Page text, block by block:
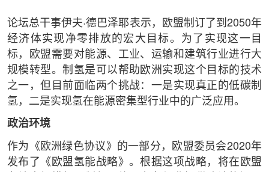
论坛总干事伊夫·德巴泽耶表示，欧盟制订了到2050年
经济体实现净零排放的宏大目标。为了实现这一目
标，欧盟需要对能源、工业、运输和建筑行业进行大
规模转型。制氢是可以帮助欧洲实现这个目标的技术
之一，但目前面临两个挑战：一是实现真正的低碳制
氢，二是实现氢在能源密集型行业中的广泛应用。
政治环境
作为《欧洲绿色协议》的一部分，欧盟委员会2020年
发布了《欧盟氢能战略》。根据这项战略，将在欧盟